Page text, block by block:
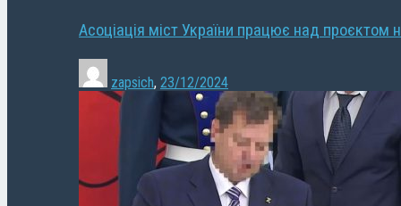
Асоціація міст України працює над проєктом
zapsich, 23/12/2024